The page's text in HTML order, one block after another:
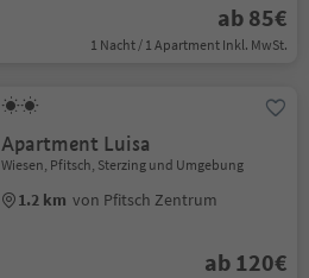
ab 85€
1 Nacht / 1 Apartment Inkl. MwSt.
Apartment Luisa
Wiesen, Pfitsch, Sterzing und Umgebung
1.2 km von Pfitsch Zentrum
ab 120€